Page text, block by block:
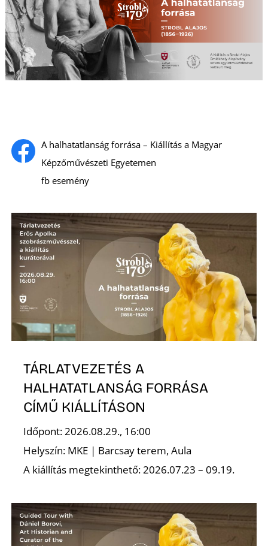
A halhatatlanság forrása – Kiállítás a Magyar
Képzőművészeti Egyetemen
fb esemény
TÁRLATVEZETÉS A
HALHATATLANSÁG FORRÁSA
CÍMŰ KIÁLLÍTÁSON
Időpont: 2026.08.29., 16:00
Helyszín: MKE | Barcsay terem, Aula
A kiállítás megtekinthető: 2026.07.23 – 09.19.